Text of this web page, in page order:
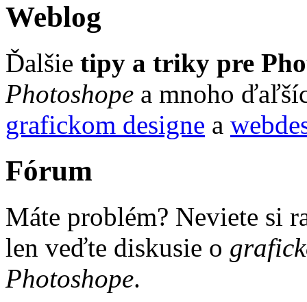
Weblog
Ďalšie tipy a triky pre
Photoshope a mnoho
grafickom designe a
Fórum
Máte problém? Neviete si
len veďte diskusie o
Photoshope.